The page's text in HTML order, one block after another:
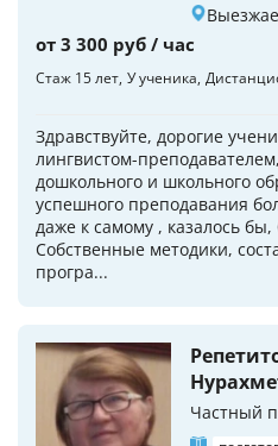
от 3 300 руб / час
Стаж 15 лет У ученика
Здравствуйте, дорогие
лингвистом-
дошкольного и школьного
успешного преподавания
даже к самому , казалось
Собственные методики,
програ...
Частный